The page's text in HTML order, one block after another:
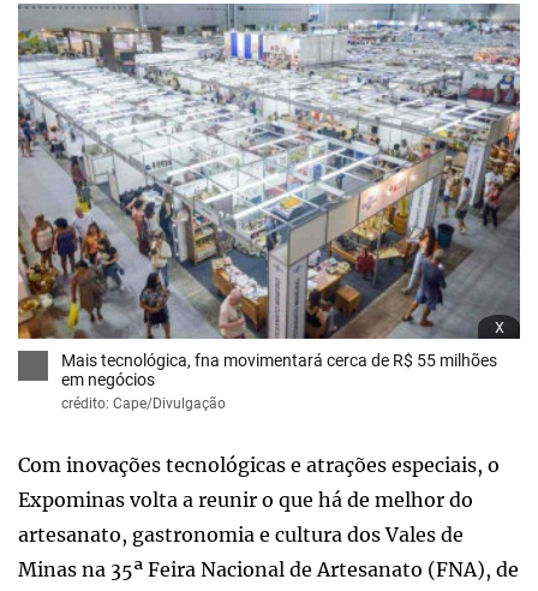
x
Mais tecnológica, fna movimentará cerca de R$ 55 milhões
em negócios
crédito: Cape/Divulgação
Com inovações tecnológicas e atrações especiais, o
Expominas volta a reunir o que há de melhor do
artesanato, gastronomia e cultura dos Vales de
Minas na 35ª Feira Nacional de Artesanato (FNA), de